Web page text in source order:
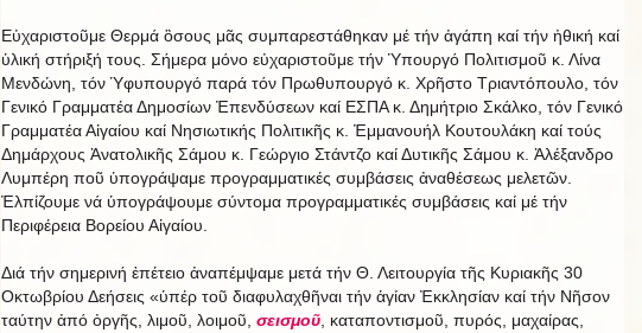
Εὐχαριστοῦμε Θερμά ὃσους μᾶς συμπαρεστάθηκαν μέ τήν ἀγάπη καί τήν ἠθική καί
ὑλική στήριξή τους. Σήμερα μόνο εὐχαριστοῦμε τήν Ὑπουργό Πολιτισμοῦ κ. Λίνα
Μενδώνη, τόν Ὑφυπουργό παρά τόν Πρωθυπουργό κ. Χρῆστο Τριαντόπουλο, τόν
Γενικό Γραμματέα Δημοσίων Ἐπενδύσεων καί ΕΣΠΑ κ. Δημήτριο Σκάλκο, τόν Γενικό
Γραμματέα Αἰγαίου καί Νησιωτικής Πολιτικῆς κ. Ἐμμανουήλ Κουτουλάκη καί τούς
Δημάρχους Ἀνατολικῆς Σάμου κ. Γεώργιο Στάντζο καί Δυτικῆς Σάμου κ. Ἀλέξανδρο
Λυμπέρη ποῦ ὑπογράψαμε προγραμματικές συμβάσεις ἀναθέσεως μελετῶν.
Ἐλπίζουμε νά ὑπογράψουμε σύντομα προγραμματικές συμβάσεις καί μέ τήν
Περιφέρεια Βορείου Αἰγαίου.
Διά τήν σημερινή ἐπέτειο ἀναπέμψαμε μετά τήν Θ. Λειτουργία τῆς Κυριακῆς 30
Οκτωβρίου Δεήσεις «ὑπέρ τοῦ διαφυλαχθῆναι τήν ἁγίαν Ἐκκλησίαν καί τήν Νῆσον
ταύτην ἀπό ὀργῆς, λιμοῦ, λοιμοῦ, σεισμοῦ, καταποντισμοῦ, πυρός, μαχαίρας,